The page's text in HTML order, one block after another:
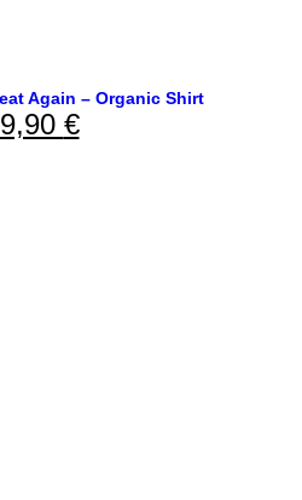
Again – Organic Shirt
€